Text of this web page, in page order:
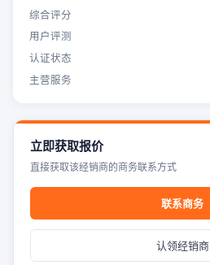
综合评分
用户评测
认证状态
主营服务
立即获取报价
直接获取该经销商的商务联系方式
联系商务
认领经销商